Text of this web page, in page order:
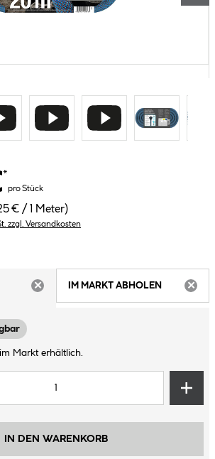
*
pro Stück
€ / 1 Meter)
zzgl. Versandkosten
IM MARKT ABHOLEN
Markt erhältlich.
IN DEN WARENKORB